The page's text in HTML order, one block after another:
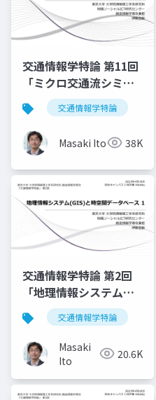
交通情報学特論 第11回
「ミクロ交通流シミュ
レーションSUMO深掘
り」講師：伊藤昌毅
交通情報学特論
Masaki Ito 38K
交通情報学特論 第2回
「地理情報システム
(GIS)と時空間データベ
ース 1」講師：伊藤昌
毅
交通情報学特論
Masaki
Ito
20.6K